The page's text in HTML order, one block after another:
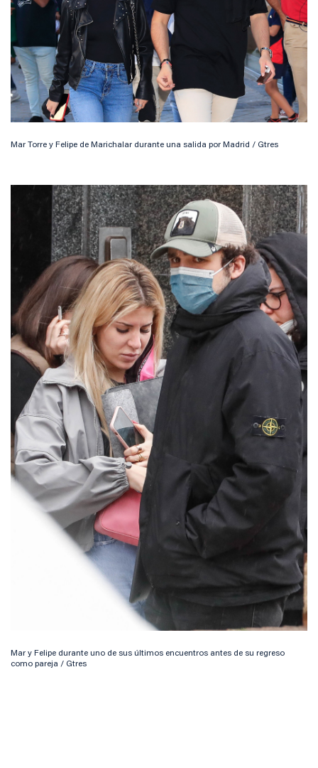
Mar Torre y Felipe de Marichalar durante una salida por Madrid / Gtres
Mar y Felipe durante uno de sus últimos encuentros antes de su regreso
como pareja / Gtres